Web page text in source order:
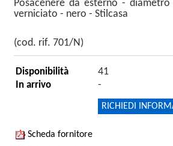
Posacenere da esterno -
verniciato - nero - Stilcasa
(cod. rif. 701/N)
Disponibilità 41
In arrivo -
RICHIEDI
Scheda fornitore